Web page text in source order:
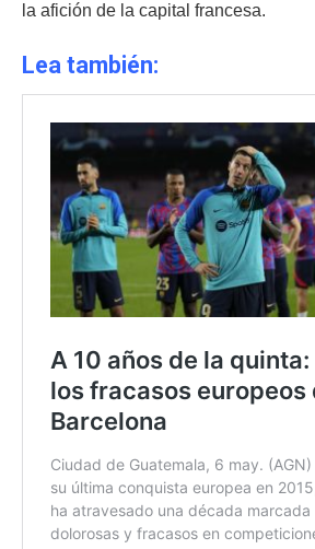
la afición de la capital francesa.
Lea también: